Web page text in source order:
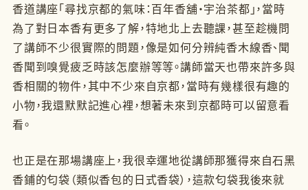
香道講座「尋找京都的氣味：百年香舖・宇治茶都」，當時
為了對日本香有更多了解，特地北上去聽課，甚至趁機問
了講師不少很實際的問題，像是如何分辨純香木線香、聞
香聞到嗅覺疲乏時該怎麼辦等等。講師當天也帶來許多與
香相關的物件，其中不少來自京都，當時有幾樣很有趣的
小物，我還默默記進心裡，想著未來到京都時可以留意看
看。
也正是在那場講座上，我很幸運地從講師那獲得來自石黑
香鋪的匂袋（類似香包的日式香袋），這款匂袋我後來就